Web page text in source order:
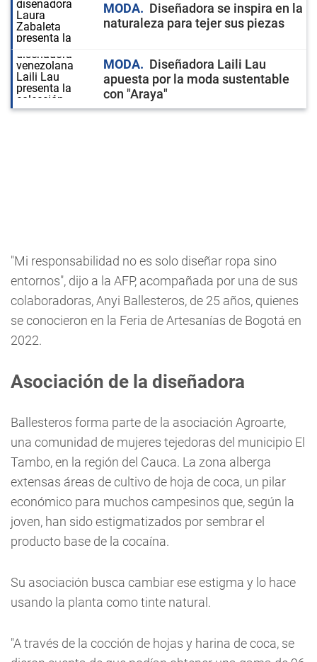
MODA
Diseñadora se inspira en la
naturaleza para tejer sus piezas
MODA
Diseñadora Laili Lau
apuesta por la moda sustentable
con "Araya"
"Mi responsabilidad no es solo diseñar ropa sino
entornos", dijo a la AFP, acompañada por una de sus
colaboradoras, Anyi Ballesteros, de 25 años, quienes
se conocieron en la Feria de Artesanías de Bogotá en
2022.
Asociación de la diseñadora
Ballesteros forma parte de la asociación Agroarte,
una comunidad de mujeres tejedoras del municipio El
Tambo, en la región del Cauca. La zona alberga
extensas áreas de cultivo de hoja de coca, un pilar
económico para muchos campesinos que, según la
joven, han sido estigmatizados por sembrar el
producto base de la cocaína.
Su asociación busca cambiar ese estigma y lo hace
usando la planta como tinte natural.
"A través de la cocción de hojas y harina de coca, se